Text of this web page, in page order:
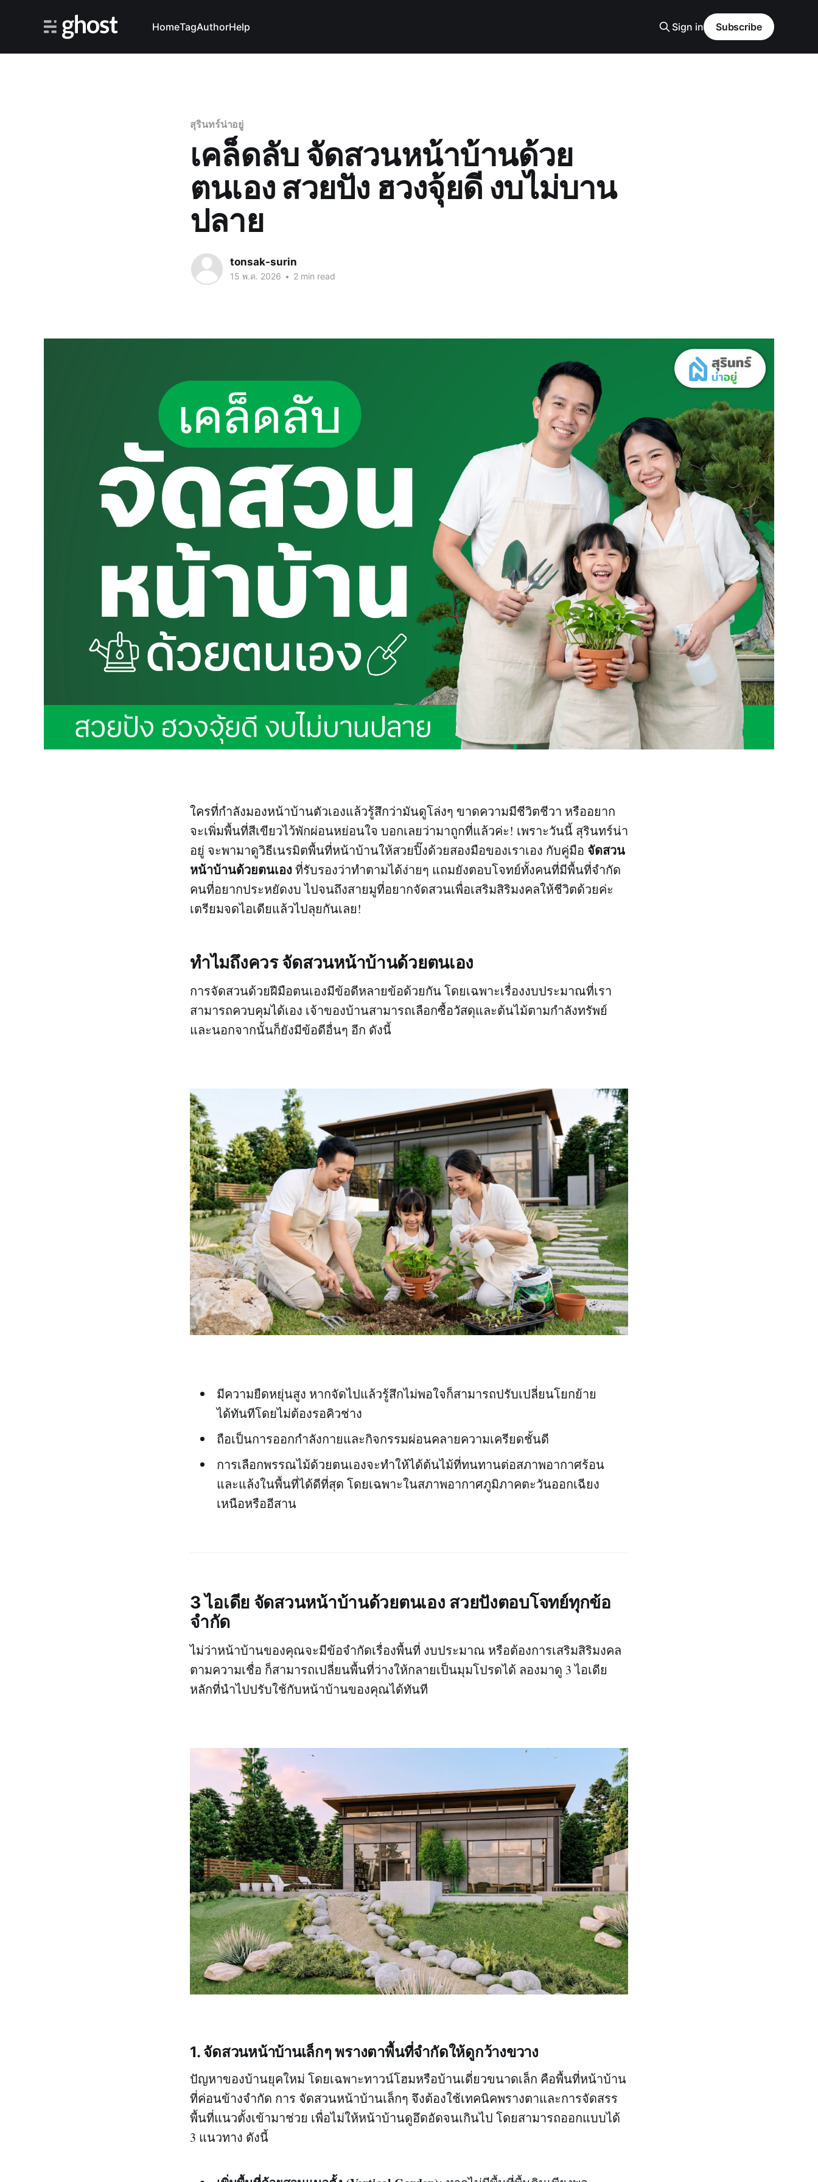
HomeTagAuthorHelp Sign in Subscribe
สุรินทร์น่าอยู่
เคล็ดลับ จัดสวนหน้าบ้านด้วย
ตนเอง สวยปัง ฮวงจุ้ยดี งบไม่บาน
ปลาย
tonsak-surin
15 พ.ค. 2026 • 2 min read
ใครที่กำลังมองหน้าบ้านตัวเองแล้วรู้สึกว่ามันดูโล่งๆ ขาดความมีชีวิตชีวา หรืออยาก
จะเพิ่มพื้นที่สีเขียวไว้พักผ่อนหย่อนใจ บอกเลยว่ามาถูกที่แล้วค่ะ! เพราะวันนี้ สุรินทร์น่า
อยู่ จะพามาดูวิธีเนรมิตพื้นที่หน้าบ้านให้สวยปิ๊งด้วยสองมือของเราเอง กับคู่มือ จัดสวน
หน้าบ้านด้วยตนเองที่รับรองว่าทำตามได้ง่ายๆ แถมยังตอบโจทย์ทั้งคนที่มีพื้นที่จำกัด
คนที่อยากประหยัดงบ ไปจนถึงสายมูที่อยากจัดสวนเพื่อเสริมสิริมงคลให้ชีวิตด้วยค่ะ
เตรียมจดไอเดียแล้วไปลุยกันเลย!
ทำไมถึงควร จัดสวนหน้าบ้านด้วยตนเอง
การจัดสวนด้วยฝีมือตนเองมีข้อดีหลายข้อด้วยกัน โดยเฉพาะเรื่องงบประมาณที่เรา
สามารถควบคุมได้เอง เจ้าของบ้านสามารถเลือกซื้อวัสดุและต้นไม้ตามกำลังทรัพย์
และนอกจากนั้นก็ยังมีข้อดีอื่นๆ อีก ดังนี้
มีความยืดหยุ่นสูง หากจัดไปแล้วรู้สึกไม่พอใจก็สามารถปรับเปลี่ยนโยกย้าย
ได้ทันทีโดยไม่ต้องรอคิวช่าง
ถือเป็นการออกกำลังกายและกิจกรรมผ่อนคลายความเครียดชั้นดี
การเลือกพรรณไม้ด้วยตนเองจะทำให้ได้ต้นไม้ที่ทนทานต่อสภาพอากาศร้อน
และแล้งในพื้นที่ได้ดีที่สุด โดยเฉพาะในสภาพอากาศภูมิภาคตะวันออกเฉียง
เหนือหรืออีสาน
3 ไอเดีย จัดสวนหน้าบ้านด้วยตนเอง สวยปังตอบโจทย์ทุกข้อ
จำกัด
ไม่ว่าหน้าบ้านของคุณจะมีข้อจำกัดเรื่องพื้นที่ งบประมาณ หรือต้องการเสริมสิริมงคล
ตามความเชื่อ ก็สามารถเปลี่ยนพื้นที่ว่างให้กลายเป็นมุมโปรดได้ ลองมาดู 3 ไอเดีย
หลักที่นำไปปรับใช้กับหน้าบ้านของคุณได้ทันที
1. จัดสวนหน้าบ้านเล็กๆ พรางตาพื้นที่จำกัดให้ดูกว้างขวาง
ปัญหาของบ้านยุคใหม่ โดยเฉพาะทาวน์โฮมหรือบ้านเดี่ยวขนาดเล็ก คือพื้นที่หน้าบ้าน
ที่ค่อนข้างจำกัด การ จัดสวนหน้าบ้านเล็กๆ จึงต้องใช้เทคนิคพรางตาและการจัดสรร
พื้นที่แนวตั้งเข้ามาช่วย เพื่อไม่ให้หน้าบ้านดูอึดอัดจนเกินไป โดยสามารถออกแบบได้
3 แนวทาง ดังนี้